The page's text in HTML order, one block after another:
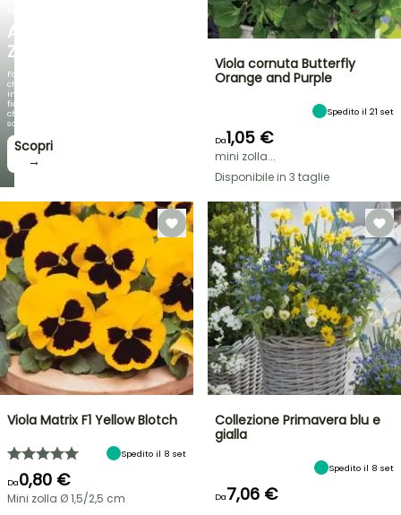
AGAPANTHUS
ZAMBEZI
Fogliami
che
incantano,
fioriture
che
sorprendono!
Scopri
→
Viola cornuta Butterfly
Orange and Purple
Spedito il 21 set
Da1,05 €
mini zolla...
Disponibile in 3 taglie
Viola Matrix F1 Yellow Blotch
Spedito il 8 set
Da0,80 €
Mini zolla Ø 1,5/2,5 cm
Collezione Primavera blu e
gialla
Spedito il 8 set
Da7,06 €